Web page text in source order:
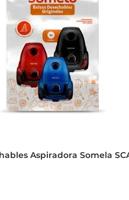
Aspiradora Somela